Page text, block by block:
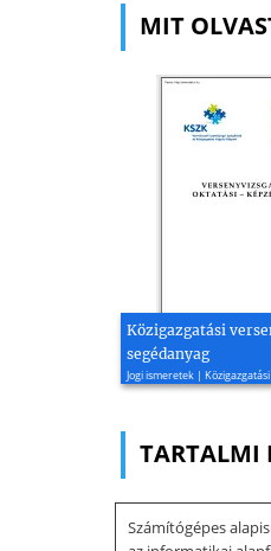
MIT
Közigazgatási
segédanyag
Jogi ismeretek |
TARTALMI
Számítógépes